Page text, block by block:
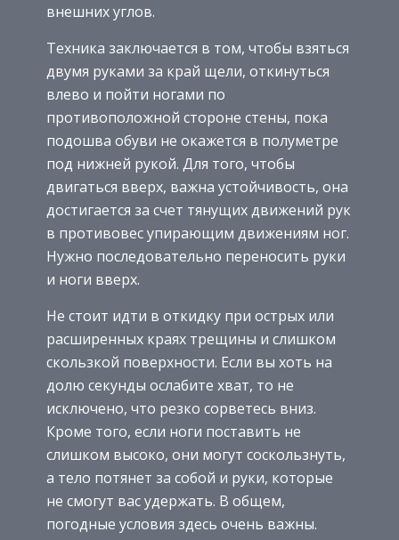
внешних углов.
Техника заключается в том, чтобы взяться
двумя руками за край щели, откинуться
влево и пойти ногами по
противоположной стороне стены, пока
подошва обуви не окажется в полуметре
под нижней рукой. Для того, чтобы
двигаться вверх, важна устойчивость, она
достигается за счет тянущих движений рук
в противовес упирающим движениям ног.
Нужно последовательно переносить руки
и ноги вверх.
Не стоит идти в откидку при острых или
расширенных краях трещины и слишком
скользкой поверхности. Если вы хоть на
долю секунды ослабите хват, то не
исключено, что резко сорветесь вниз.
Кроме того, если ноги поставить не
слишком высоко, они могут соскользнуть,
а тело потянет за собой и руки, которые
не смогут вас удержать. В общем,
погодные условия здесь очень важны.